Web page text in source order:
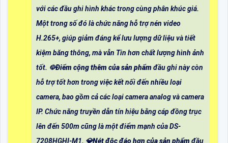
với các đầu ghi hình khác trong cùng phân khúc giá.
Một trong số đó là chức năng hỗ trợ nén video
H.265+, giúp giảm đáng kể lưu lượng dữ liệu và tiết
kiệm băng thông, mà vẫn Tin hơn chất lượng hình ảnh
tốt. ☫Điểm cộng thêm của sản phẩm đầu ghi này còn
hỗ trợ tốt hơn trong việc kết nối đến nhiều loại
camera, bao gồm cả các loại camera analog và camera
IP. Chức năng truyền dẫn tín hiệu bằng cáp đồng trục
lên đến 500m cũng là một điểm mạnh của DS-
7208HGHI-M1. 💎Nét độc đáo hơn của sản phẩm đầu